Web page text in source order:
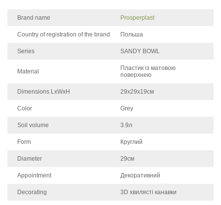
Brand name Prosperplast
Country of registration of the brand Польша
Series SANDY BOWL
Material
Пластик із матовою
поверхнею
Dimensions LxWxH 29х29х19см
Color Grey
Soil volume 3.9л
Form Круглий
Diameter 29см
Appointment Декоративний
Decorating 3D хвилясті канавки